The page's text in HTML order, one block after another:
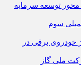
محور توسعه سرمایه
سوم
خودروی برقی در
ملی گاز